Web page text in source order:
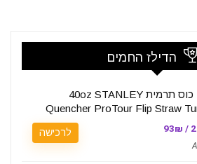
הדילז החמים
סטנלי כוס תרמית 40oz STANLEY
Quencher ProTour Flip Straw
לרכישה